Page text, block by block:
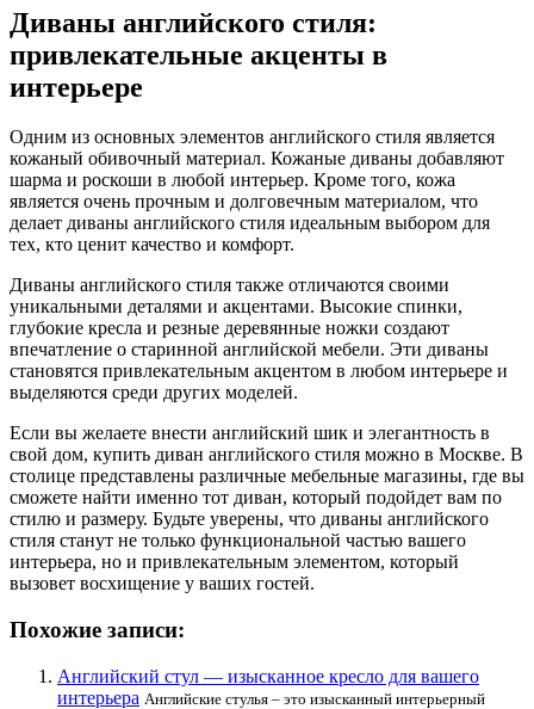
Диваны английского стиля:
привлекательные акценты в
интерьере
Одним из основных элементов английского стиля является
кожаный обивочный материал. Кожаные диваны добавляют
шарма и роскоши в любой интерьер. Кроме того, кожа
является очень прочным и долговечным материалом, что
делает диваны английского стиля идеальным выбором для
тех, кто ценит качество и комфорт.
Диваны английского стиля также отличаются своими
уникальными деталями и акцентами. Высокие спинки,
глубокие кресла и резные деревянные ножки создают
впечатление о старинной английской мебели. Эти диваны
становятся привлекательным акцентом в любом интерьере и
выделяются среди других моделей.
Если вы желаете внести английский шик и элегантность в
свой дом, купить диван английского стиля можно в Москве. В
столице представлены различные мебельные магазины, где вы
сможете найти именно тот диван, который подойдет вам по
стилю и размеру. Будьте уверены, что диваны английского
стиля станут не только функциональной частью вашего
интерьера, но и привлекательным элементом, который
вызовет восхищение у ваших гостей.
Похожие записи:
Английский стул — изысканное кресло для вашего
интерьера Английские стулья – это изысканный интерьерный